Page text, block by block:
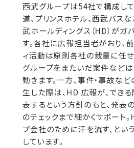
西武グループは54社で構成し
道、プリンスホテル、西武バス
武ホールディングス（HD）がガ
す。各社に広報担当者がおり、
ィ活動は原則各社の裁量に任せ
グループをまたいだ案件など
動きます。一方、事件・事故な
生した際は、HD 広報が、でき
表するという方針のもと、発表
のチェックまで細かくサポート
プ会社のために汗を流す、とい
しています。